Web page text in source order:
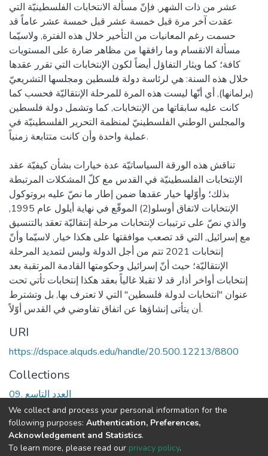
عشر من ذات الشهر, فإنّ مسألة الانتخابات الفلسطينيّة التي
عقدت آخر مرة قبل خمسة عشر قبل خمسة عشر عاماً قد
حسمت رغم المعانيات من التأخير خلال هذه الفترة, ولاسيّما
مسألة الانقسام وما رافقها من مظاهر ضارة على المستويات
كافة؛ كما ويثار التفاؤل أيضاً لكون الإنتخابات التي تقرر عقدها
خلال هذه السنة: هي لرئاسة دولة فلسطين ومجلسها التشريعيّ
(برلمانها), أي أنّها ليست هذه المرة للمرحلة الإنتقاليّة فحسب كما
كانت عليه سابقاتها من الإنتخابات, كما وتشمل دولة فلسطين
والمجلس الوطني الفلسطينيّ لمنظمة التحرير الفلسطينيّة في
عملية واحدة وأن كانت متتابعة زمنياً.
تناقش هذه الورقة السياساتيّة عدة خيارات بشأن كيفيّة عقد
الإنتخابات الفلسطينيّة في القدس مع كلّ المشكلات المرتبطة
بذلك؛ وأوّلها خيار عقدها ضمن إطار ما نصّ عليه بروتوكول
الإنتخابات لاتفاق أوسلو(2) الموقّع في نهاية أيلول عام 1995,
والذي نصّ على ترتيبات لإنتخابات مرحلة إنتقاليّة تعقد بالتنسيق
مع إسرائيل, التي قد تصعب موافقتها على هكذا خيار, لاسيّما وأنّ
إنتخابات 2021 تتم من أجل الدولة وليس لتمديد المرحلة
الإنتقاليّة؛ حيث أنّ إسرائيل وحكومتها القادمة المرتقبة بعد
إنتخابات أواخر أذار قد لا تقبلا غالياً بعقد هكذا إنتخابات تأتي تحت
عنوان "انتخابات لدولة فلسطين" التي لا تعترف بها, بل وتشترط
أن يتأتى إنشاؤها عن اتفاق تفاوضي في القدس أوّلاً.
URI
https://dspace.alquds.edu/handle/20.500.12213/8800
Collections
09. العدد التاسع
Full item page
We collect and process your personal information for the
following purposes: Authentication, Preferences,
Acknowledgement and Statistics.
To learn more, please read our privacy policy.